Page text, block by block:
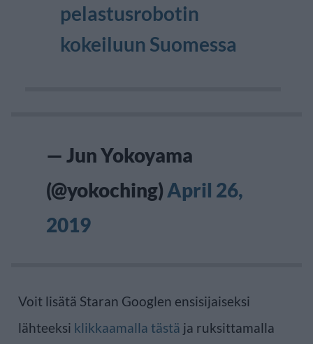
pelastusrobotin
kokeiluun Suomessa
— Jun Yokoyama
(@yokoching)April 26,
2019
Voit lisätä Staran Googlen ensisijaiseksi
lähteeksi klikkaamalla tästä ja ruksittamalla